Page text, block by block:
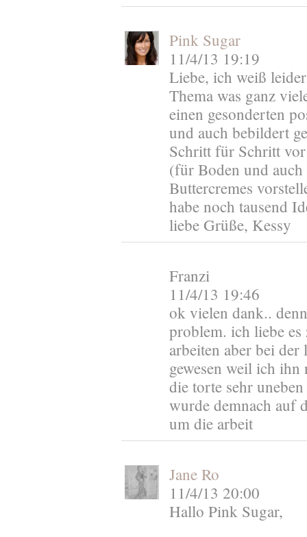
Pink Sugar
11/4/13 19:19
Liebe, ich weiß
Thema was ganz
einen gesonderten
und auch bebildert
Schritt für Schritt
(für Boden und
Buttercremes
habe noch tausend
liebe Grüße, Kessy
Franzi
11/4/13 19:46
ok vielen dank..
problem. ich liebe
arbeiten aber bei
gewesen weil ich
die torte sehr
wurde demnach auf
um die arbeit
Jane Ro
11/4/13 20:00
Hallo Pink Sugar,